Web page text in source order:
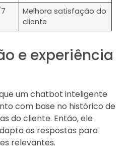
Melhora satisfação do
cliente
e experiência
um chatbot inteligente
com base no histórico de
do cliente. Então, ele
as respostas para
relevantes.